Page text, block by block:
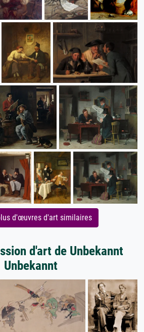
d'œuvres d'art similaires
d'art de Unbekannt
Unbekannt